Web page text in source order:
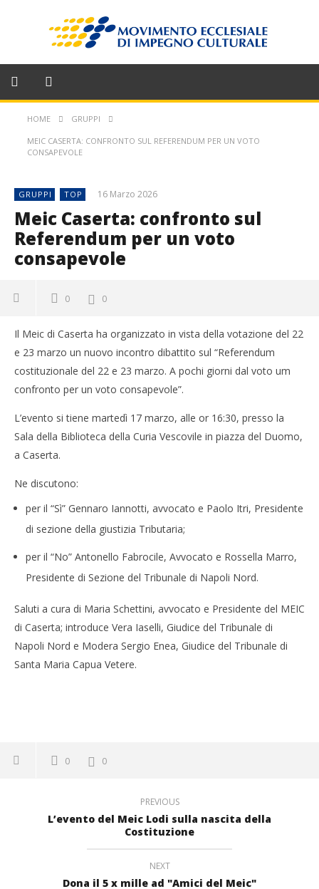
HOME GRUPPI
MEIC CASERTA: CONFRONTO SUL REFERENDUM PER UN VOTO
CONSAPEVOLE
GRUPPI TOP 16 Marzo 2026
Meic Caserta: confronto sul
Referendum per un voto
consapevole
0 0
Il Meic di Caserta ha organizzato in vista della votazione del 22
e 23 marzo un nuovo incontro dibattito sul “Referendum
costituzionale del 22 e 23 marzo. A pochi giorni dal voto um
confronto per un voto consapevole”.
L’evento si tiene martedì 17 marzo, alle or 16:30, presso la
Sala della Biblioteca della Curia Vescovile in piazza del Duomo,
a Caserta.
Ne discutono:
per il “Sì” Gennaro Iannotti, avvocato e Paolo Itri, Presidente
di sezione della giustizia Tributaria;
per il “No” Antonello Fabrocile, Avvocato e Rossella Marro,
Presidente di Sezione del Tribunale di Napoli Nord.
Saluti a cura di Maria Schettini, avvocato e Presidente del MEIC
di Caserta; introduce Vera Iaselli, Giudice del Tribunale di
Napoli Nord e Modera Sergio Enea, Giudice del Tribunale di
Santa Maria Capua Vetere.
0 0
PREVIOUS
L’evento del Meic Lodi sulla nascita della
Costituzione
NEXT
Dona il 5 x mille ad "Amici del Meic"